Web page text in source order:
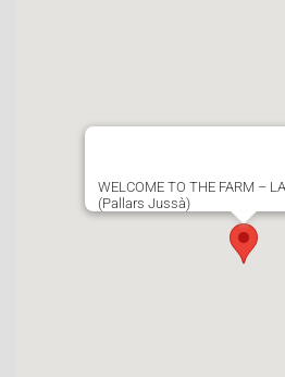
WELCOME TO THE FARM –
(Pallars Jussà)